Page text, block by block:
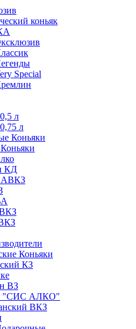
коньяк
Speсial
л
л
Коньяки
КД
АВКЗ
Коньяки
КЗ
ВЗ
"СИС АЛКО"
ВКЗ